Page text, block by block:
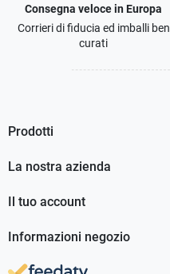
Consegna veloce in Europa
Corrieri di fiducia ed imballi ben
curati
Prodotti
La nostra azienda
Il tuo account
Informazioni negozio